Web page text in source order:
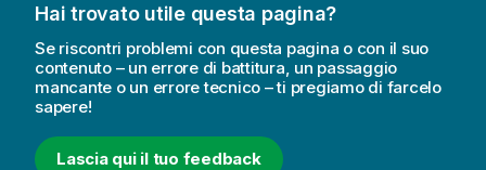
Hai trovato utile questa pagina?
Se riscontri problemi con questa pagina o con il suo
contenuto – un errore di battitura, un passaggio
mancante o un errore tecnico – ti pregiamo di farcelo
sapere!
Lascia qui il tuo feedback